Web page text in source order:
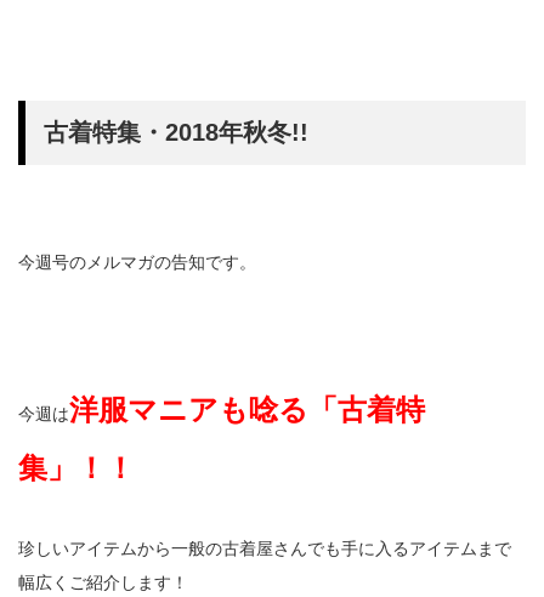
古着特集・2018年秋冬!!
今週号のメルマガの告知です。
今週は洋服マニアも唸る「古着特
集」！！
珍しいアイテムから一般の古着屋さんでも手に入るアイテムまで
幅広くご紹介します！